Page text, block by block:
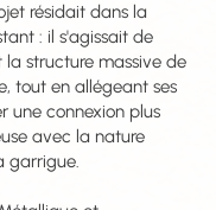
résidait dans la
: il s'agissait de
la structure massive de
tout en allégeant ses
une connexion plus
avec la nature
garrigue.